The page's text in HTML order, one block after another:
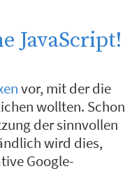
JavaScript!
vor, mit der die
wollten. Schon
der sinnvollen
wird dies,
Google-